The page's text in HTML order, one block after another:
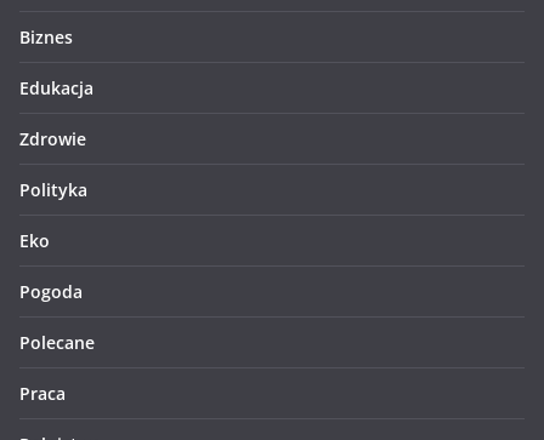
Biznes
Edukacja
Zdrowie
Polityka
Eko
Pogoda
Polecane
Praca